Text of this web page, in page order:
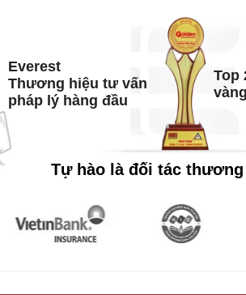
Everest
Thương hiệu tư vấn
pháp lý hàng đầu
Top
Tự hào là đối tác